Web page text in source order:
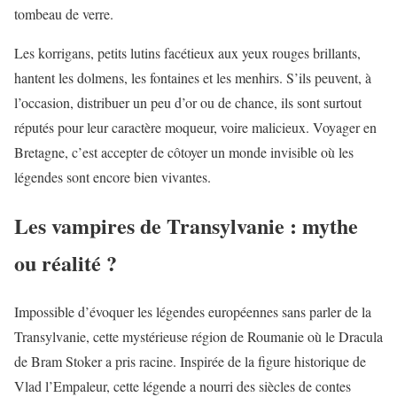
tombeau de verre.
Les korrigans, petits lutins facétieux aux yeux rouges brillants,
hantent les dolmens, les fontaines et les menhirs. S’ils peuvent, à
l’occasion, distribuer un peu d’or ou de chance, ils sont surtout
réputés pour leur caractère moqueur, voire malicieux. Voyager en
Bretagne, c’est accepter de côtoyer un monde invisible où les
légendes sont encore bien vivantes.
Les vampires de Transylvanie : mythe
ou réalité ?
Impossible d’évoquer les légendes européennes sans parler de la
Transylvanie, cette mystérieuse région de Roumanie où le Dracula
de Bram Stoker a pris racine. Inspirée de la figure historique de
Vlad l’Empaleur, cette légende a nourri des siècles de contes